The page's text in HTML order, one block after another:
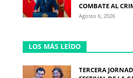
COMBATE AL
Agosto 6, 2026
LOS MÁS LEÍDO
TERCERA